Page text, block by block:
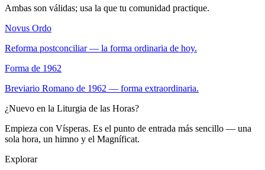
Ambas son válidas; usa la que tu comunidad practique.
Novus Ordo
Reforma postconciliar — la forma ordinaria de hoy.
Forma de 1962
Breviario Romano de 1962 — forma extraordinaria.
¿Nuevo en la Liturgia de las Horas?
Empieza con Vísperas. Es el punto de entrada más sencillo — una
sola hora, un himno y el Magníficat.
Explorar